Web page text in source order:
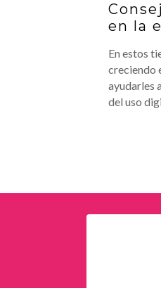
en la
En estos
creciendo
ayudarles
del uso